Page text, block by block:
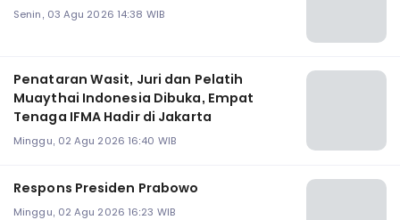
Senin, 03 Agu 2026 14:38 WIB
Penataran Wasit, Juri dan Pelatih
Muaythai Indonesia Dibuka, Empat
Tenaga IFMA Hadir di Jakarta
Minggu, 02 Agu 2026 16:40 WIB
Respons Presiden Prabowo
Minggu, 02 Agu 2026 16:23 WIB